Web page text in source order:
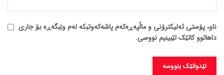
ناو، پۆستی ئەلیکترۆنی و ماڵپەڕەکەم پاشەکەوتبکە لەم وێبگەڕە بۆ جاری
داهاتوو کاتێک تێبینیم نووسی.